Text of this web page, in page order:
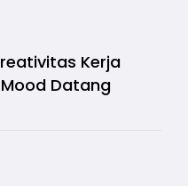
Kerja
Datang